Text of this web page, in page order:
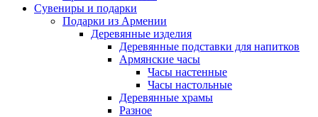
Сувениры и подарки
Подарки из Армении
Деревянные изделия
Деревянные подставки для напитков
Армянские часы
Часы настенные
Часы настольные
Деревянные храмы
Разное